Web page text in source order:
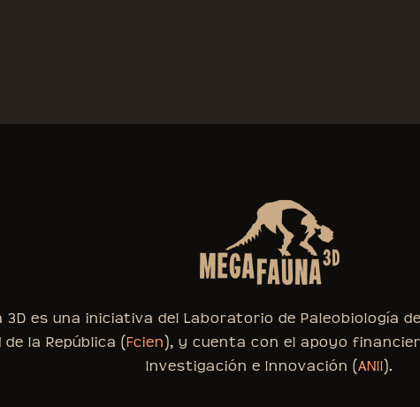
3D es una iniciativa del Laboratorio de Paleobiología
de la República (Fcien), y cuenta con el apoyo
Investigación e Innovación (ANII).